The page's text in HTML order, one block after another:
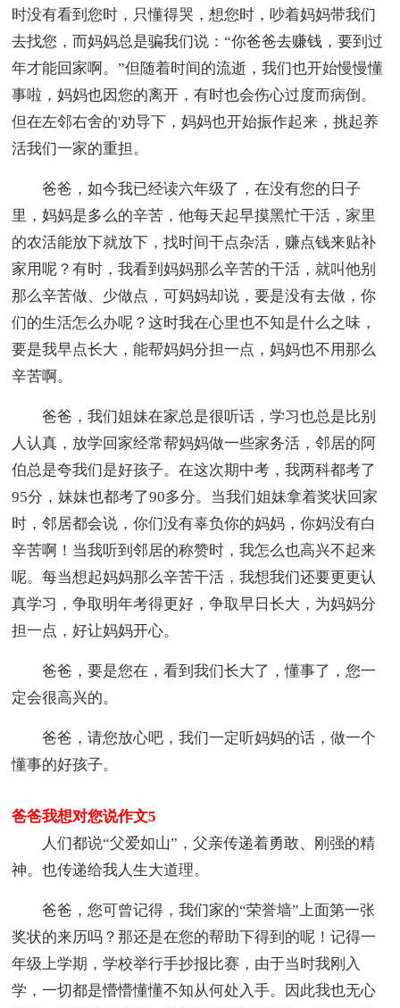
时没有看到您时，只懂得哭，想您时，吵着妈妈带我们
去找您，而妈妈总是骗我们说：“你爸爸去赚钱，要到过
年才能回家啊。”但随着时间的流逝，我们也开始慢慢懂
事啦，妈妈也因您的离开，有时也会伤心过度而病倒。
但在左邻右舍的'劝导下，妈妈也开始振作起来，挑起养
活我们一家的重担。
爸爸，如今我已经读六年级了，在没有您的日子
里，妈妈是多么的辛苦，他每天起早摸黑忙干活，家里
的农活能放下就放下，找时间干点杂活，赚点钱来贴补
家用呢？有时，我看到妈妈那么辛苦的干活，就叫他别
那么辛苦做、少做点，可妈妈却说，要是没有去做，你
们的生活怎么办呢？这时我在心里也不知是什么之味，
要是我早点长大，能帮妈妈分担一点，妈妈也不用那么
辛苦啊。
爸爸，我们姐妹在家总是很听话，学习也总是比别
人认真，放学回家经常帮妈妈做一些家务活，邻居的阿
伯总是夸我们是好孩子。在这次期中考，我两科都考了
95分，妹妹也都考了90多分。当我们姐妹拿着奖状回家
时，邻居都会说，你们没有辜负你的妈妈，你妈没有白
辛苦啊！当我听到邻居的称赞时，我怎么也高兴不起来
呢。每当想起妈妈那么辛苦干活，我想我们还要更更认
真学习，争取明年考得更好，争取早日长大，为妈妈分
担一点，好让妈妈开心。
爸爸，要是您在，看到我们长大了，懂事了，您一
定会很高兴的。
爸爸，请您放心吧，我们一定听妈妈的话，做一个
懂事的好孩子。
爸爸我想对您说作文5
人们都说“父爱如山”，父亲传递着勇敢、刚强的精
神。也传递给我人生大道理。
爸爸，您可曾记得，我们家的“荣誉墙”上面第一张
奖状的来历吗？那还是在您的帮助下得到的呢！记得一
年级上学期，学校举行手抄报比赛，由于当时我刚入
学，一切都是懵懵懂懂不知从何处入手。因此我也无心